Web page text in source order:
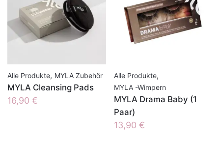
Alle Produkte, MYLA Zubehör
MYLA Cleansing Pads
16,90 €
Alle Produkte,
MYLA -Wimpern
MYLA Drama Baby (1
Paar)
13,90 €